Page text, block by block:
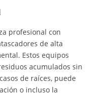
profesional con
de alta
Estos equipos
acumulados sin
de raíces, puede
o incluso la